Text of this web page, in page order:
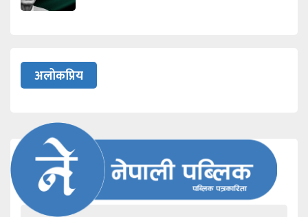
अलोकप्रिय